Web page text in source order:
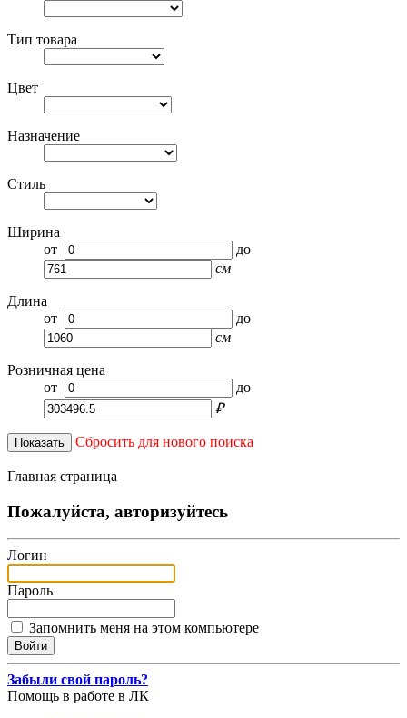
Тип товара
Цвет
Назначение
Стиль
Ширина
от
до
см
Длина
от
до
см
Розничная цена
от
до
₽
Показать Сбросить для нового поиска
Главная страница
Пожалуйста, авторизуйтесь
Логин
Пароль
Запомнить меня на этом компьютере
Забыли свой пароль?
Помощь в работе в ЛК